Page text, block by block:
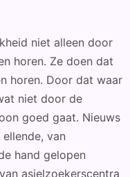
niet alleen door
horen. Ze doen dat
horen. Door dat waar
niet door de
goed gaat. Nieuws
van
hand gelopen
asielzoekerscentra